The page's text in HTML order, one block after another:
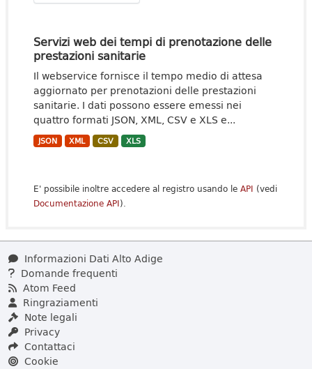
Servizi web dei tempi di prenotazione delle
prestazioni sanitarie
Il webservice fornisce il tempo medio di attesa
aggiornato per prenotazioni delle prestazioni
sanitarie. I dati possono essere emessi nei
quattro formati JSON, XML, CSV e XLS e...
JSON XML CSV XLS
E' possibile inoltre accedere al registro usando le API (vedi
Documentazione API).
Informazioni Dati Alto Adige
Domande frequenti
Atom Feed
Ringraziamenti
Note legali
Privacy
Contattaci
Cookie